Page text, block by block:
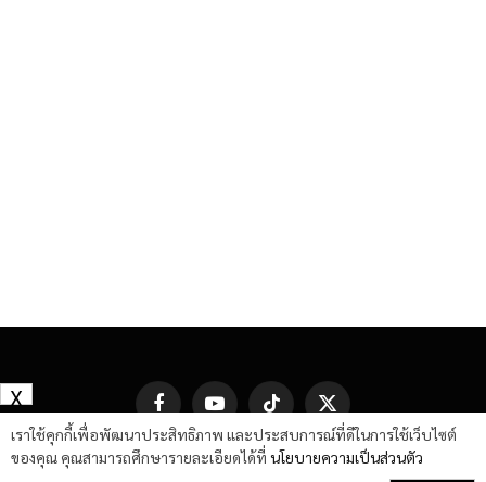
FacebookYouTube TikTok
X
(Twitter)
เราใช้คุกกี้เพื่อพัฒนาประสิทธิภาพ และประสบการณ์ที่ดีในการใช้เว็บไซต์
ของคุณ คุณสามารถศึกษารายละเอียดได้ที่ นโยบายความเป็นส่วนตัว
X